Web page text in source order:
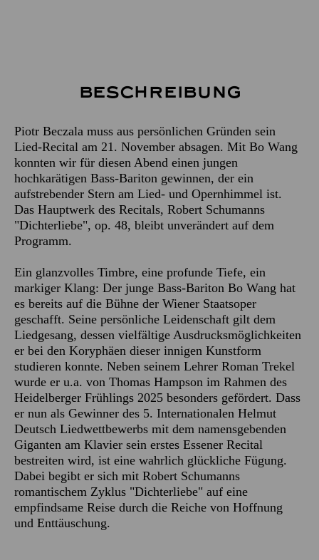
Beschreibung
Piotr Beczala muss aus persönlichen Gründen sein
Lied-Recital am 21. November absagen. Mit Bo Wang
konnten wir für diesen Abend einen jungen
hochkarätigen Bass-Bariton gewinnen, der ein
aufstrebender Stern am Lied- und Opernhimmel ist.
Das Hauptwerk des Recitals, Robert Schumanns
"Dichterliebe", op. 48, bleibt unverändert auf dem
Programm.
Ein glanzvolles Timbre, eine profunde Tiefe, ein
markiger Klang: Der junge Bass-Bariton Bo Wang hat
es bereits auf die Bühne der Wiener Staatsoper
geschafft. Seine persönliche Leidenschaft gilt dem
Liedgesang, dessen vielfältige Ausdrucksmöglichkeiten
er bei den Koryphäen dieser innigen Kunstform
studieren konnte. Neben seinem Lehrer Roman Trekel
wurde er u.a. von Thomas Hampson im Rahmen des
Heidelberger Frühlings 2025 besonders gefördert. Dass
er nun als Gewinner des 5. Internationalen Helmut
Deutsch Liedwettbewerbs mit dem namensgebenden
Giganten am Klavier sein erstes Essener Recital
bestreiten wird, ist eine wahrlich glückliche Fügung.
Dabei begibt er sich mit Robert Schumanns
romantischem Zyklus "Dichterliebe" auf eine
empfindsame Reise durch die Reiche von Hoffnung
und Enttäuschung.